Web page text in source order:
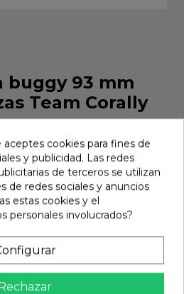
buggy 93 mm
Team Corally
Ref: C-00180-556
Añadir
cookies para fines de
y publicidad. Las redes
de terceros se utilizan
de redes sociales y anuncios
estas cookies y el
personales involucrados?